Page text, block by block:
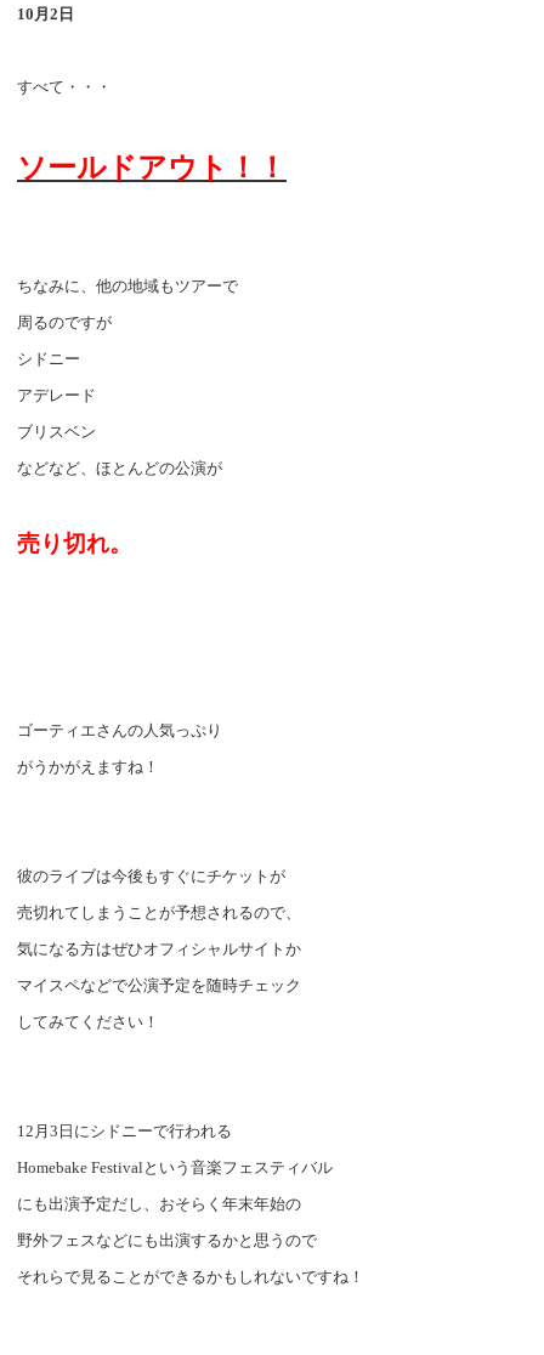
10 月2 日
すべて・・・
ソールドアウト！！
ちなみに、他の地域もツアーで
周るのですが
シドニー
アデレード
ブリスベン
などなど、ほとんどの公演が
売り切れ。
ゴーティエさんの人気っぷり
がうかがえますね！
彼のライブは今後もすぐにチケットが
売切れてしまうことが予想されるので、
気になる方はぜひオフィシャルサイトか
マイスペなどで公演予定を随時チェック
してみてください！
12 月 3 日にシドニーで行われる
Homebake Festival という音楽フェスティバル
にも出演予定だし、おそらく年末年始の
野外フェスなどにも出演するかと思うので
それらで見ることができるかもしれないですね！